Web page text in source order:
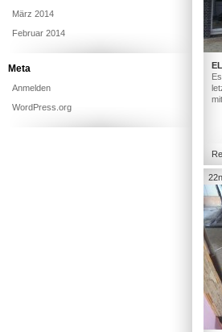
März 2014
Februar 2014
Meta
Anmelden
WordPress.org